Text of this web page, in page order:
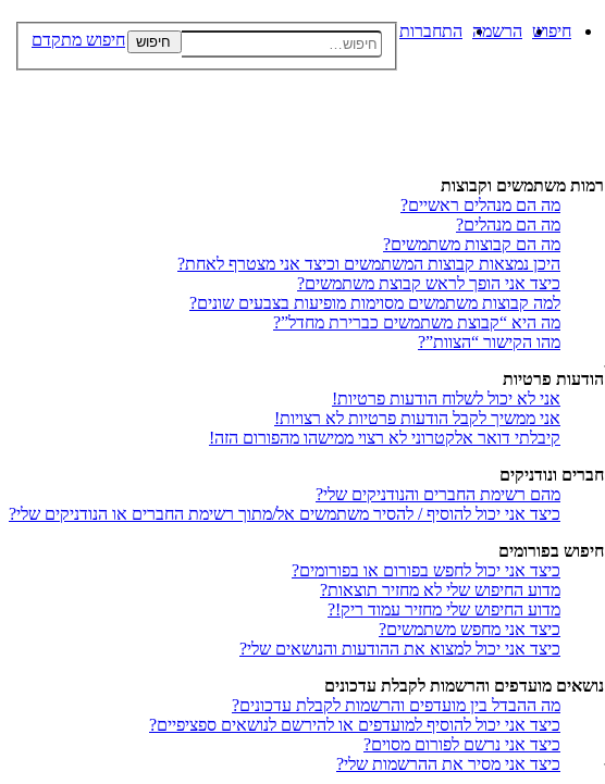
חיפוש חיפוש מתקדם התחברות הרשמה חיפוש
רמות משתמשים וקבוצות
מה הם מנהלים ראשיים?
מה הם מנהלים?
מה הם קבוצות משתמשים?
היכן נמצאות קבוצות המשתמשים וכיצד אני מצטרף לאחת?
כיצד אני הופך לראש קבוצת משתמשים?
למה קבוצות משתמשים מסוימות מופיעות בצבעים שונים?
מה היא “קבוצת משתמשים כברירת מחדל”?
מהו הקישור “הצוות”?
הודעות פרטיות
אני לא יכול לשלוח הודעות פרטיות!
אני ממשיך לקבל הודעות פרטיות לא רצויות!
קיבלתי דואר אלקטרוני לא רצוי ממישהו מהפורום הזה!
חברים ונודניקים
מהם רשימת החברים והנודניקים שלי?
כיצד אני יכול להוסיף / להסיר משתמשים אל/מתוך רשימת החברים או הנודניקים שלי?
חיפוש בפורומים
כיצד אני יכול לחפש בפורום או בפורומים?
מדוע החיפוש שלי לא מחזיר תוצאות?
מדוע החיפוש שלי מחזיר עמוד ריק!?
כיצד אני מחפש משתמשים?
כיצד אני יכול למצוא את ההודעות והנושאים שלי?
נושאים מועדפים והרשמות לקבלת עדכונים
מה ההבדל בין מועדפים והרשמות לקבלת עדכונים?
כיצד אני יכול להוסיף למועדפים או להירשם לנושאים ספציפיים?
כיצד אני נרשם לפורום מסוים?
כיצד אני מסיר את ההרשמות שלי?